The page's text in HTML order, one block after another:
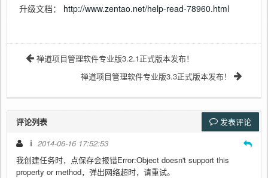
升级文档： http://www.zentao.net/help-read-78960.html
禅道项目管理软件专业版3.2.1正式版本发布！
禅道项目管理软件专业版3.3正式版本发布！
发表评论
评论列表
ⅰ
2014-06-16 17:52:53
我创建任务时，点保存会报错Error:Object doesn't support this
property or method，弹出网络超时，请重试。